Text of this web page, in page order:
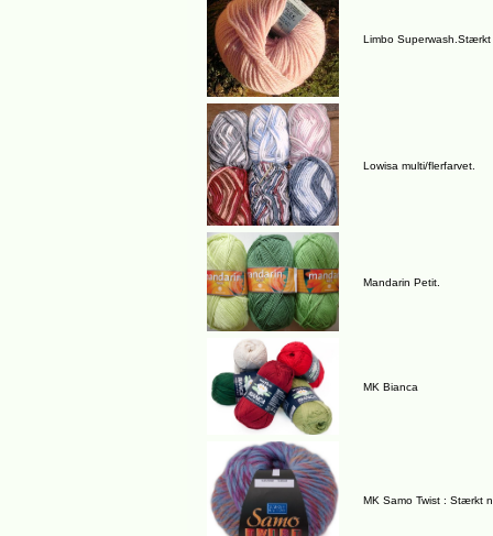
Limbo
Lowisa multi/flerfarvet.
Mandarin Petit.
MK Bianca
MK Samo Twist : Stærkt